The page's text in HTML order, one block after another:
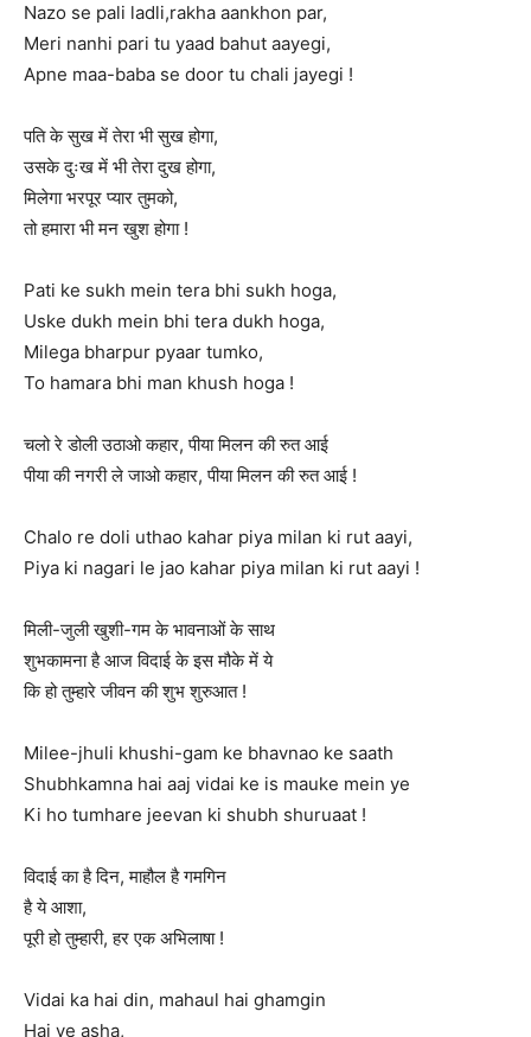
Nazo se pali ladli,rakha aankhon par,
Meri nanhi pari tu yaad bahut aayegi,
Apne maa-baba se door tu chali jayegi !
पति के सुख में तेरा भी सुख होगा,
उसके दुःख में भी तेरा दुख होगा,
मिलेगा भरपूर प्यार तुमको,
तो हमारा भी मन खुश होगा !
Pati ke sukh mein tera bhi sukh hoga,
Uske dukh mein bhi tera dukh hoga,
Milega bharpur pyaar tumko,
To hamara bhi man khush hoga !
चलो रे डोली उठाओ कहार, पीया मिलन की रुत आई
पीया की नगरी ले जाओ कहार, पीया मिलन की रुत आई !
Chalo re doli uthao kahar piya milan ki rut aayi,
Piya ki nagari le jao kahar piya milan ki rut aayi !
मिली-जुली खुशी-गम के भावनाओं के साथ
शुभकामना है आज विदाई के इस मौके में ये
कि हो तुम्हारे जीवन की शुभ शुरुआत !
Milee-jhuli khushi-gam ke bhavnao ke saath
Shubhkamna hai aaj vidai ke is mauke mein ye
Ki ho tumhare jeevan ki shubh shuruaat !
विदाई का है दिन, माहौल है गमगिन
है ये आशा,
पूरी हो तुम्हारी, हर एक अभिलाषा !
Vidai ka hai din, mahaul hai ghamgin
Hai ye asha,